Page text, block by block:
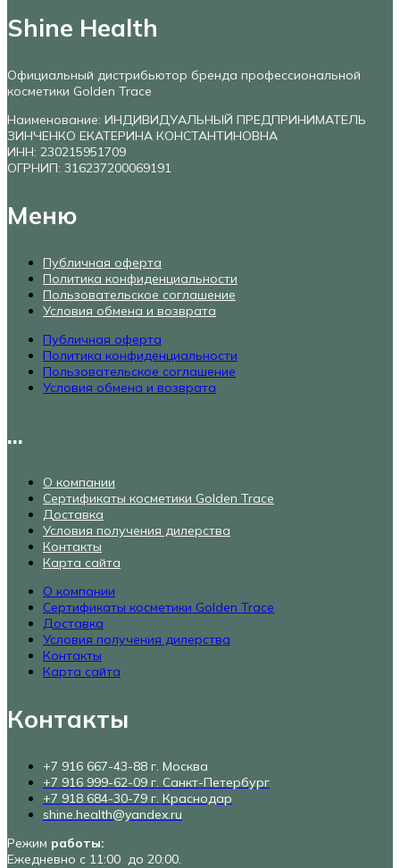
Shine Health
Официальный дистрибьютор бренда профессиональной
косметики Golden Trace
Наименование: ИНДИВИДУАЛЬНЫЙ ПРЕДПРИНИМАТЕЛЬ
ЗИНЧЕНКО ЕКАТЕРИНА КОНСТАНТИНОВНА
ИНН: 230215951709
ОГРНИП: 316237200069191
Меню
Публичная оферта
Политика конфиденциальности
Пользовательское соглашение
Условия обмена и возврата
Публичная оферта
Политика конфиденциальности
Пользовательское соглашение
Условия обмена и возврата
...
О компании
Сертификаты косметики Golden Trace
Доставка
Условия получения дилерства
Контакты
Карта сайта
О компании
Сертификаты косметики Golden Trace
Доставка
Условия получения дилерства
Контакты
Карта сайта
Контакты
+7 916 667-43-88 г. Москва
+7 916 999-62-09 г. Санкт-Петербург
+7 918 684-30-79 г. Краснодар
shine.health@yandex.ru
Режим работы:
Ежедневно с 11:00 до 20:00.